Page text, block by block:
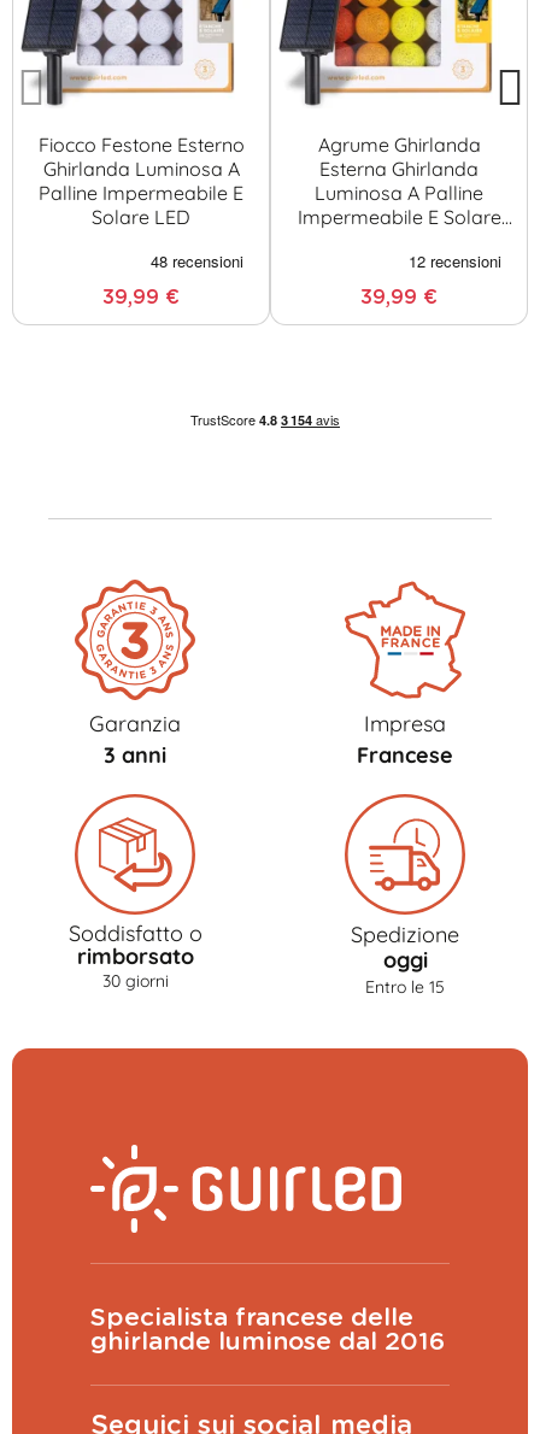
Fiocco Festone Esterno
Ghirlanda Luminosa A
Palline Impermeabile E
Solare LED
39,99 €
Agrume Ghirlanda
Esterna Ghirlanda
Luminosa A Palline
Impermeabile E Solare
39,99 €
Garanzia
3 anni
Impresa
Francese
Soddisfatto o
rimborsato
30 giorni
Spedizione
oggi
Entro le 15
Specialista francese delle
ghirlande luminose dal 2016
Seguici sui social media